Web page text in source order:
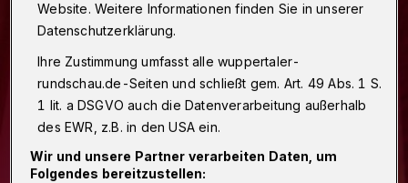
Website. Weitere Informationen finden Sie in unserer
Datenschutzerklärung.
Ihre Zustimmung umfasst alle wuppertaler-
rundschau.de-Seiten und schließt gem. Art. 49 Abs. 1 S.
1 lit. a DSGVO auch die Datenverarbeitung außerhalb
des EWR, z.B. in den USA ein.
Wir und unsere Partner verarbeiten Daten, um
Folgendes bereitzustellen: